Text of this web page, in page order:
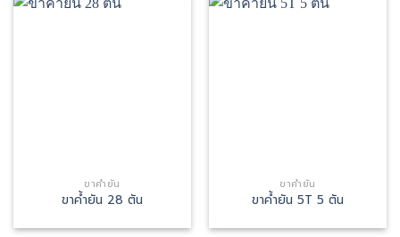
ขาค้ำยัน
ขาค้ำยัน 28 ตัน
ขาค้ำยัน
ขาค้ำยัน 5T 5 ตัน